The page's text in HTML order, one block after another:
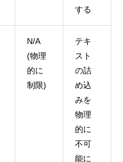
する
N/A
(物理
的に
制限)
テキ
スト
の詰
め込
みを
物理
的に
不可
能に